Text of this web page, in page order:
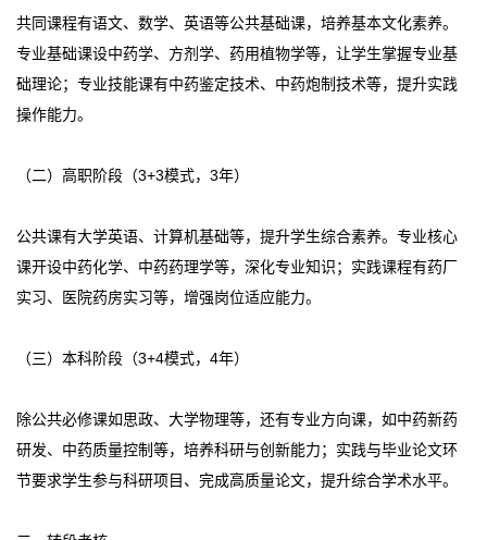
共同课程有语文、数学、英语等公共基础课，培养基本文化素养。
专业基础课设中药学、方剂学、药用植物学等，让学生掌握专业基
础理论；专业技能课有中药鉴定技术、中药炮制技术等，提升实践
操作能力。
（二）高职阶段（3+3模式，3年）
公共课有大学英语、计算机基础等，提升学生综合素养。专业核心
课开设中药化学、中药药理学等，深化专业知识；实践课程有药厂
实习、医院药房实习等，增强岗位适应能力。
（三）本科阶段（3+4模式，4年）
除公共必修课如思政、大学物理等，还有专业方向课，如中药新药
研发、中药质量控制等，培养科研与创新能力；实践与毕业论文环
节要求学生参与科研项目、完成高质量论文，提升综合学术水平。